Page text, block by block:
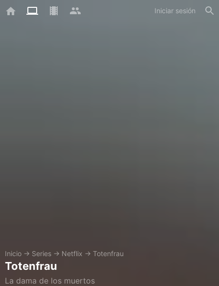
Iniciar sesión
Inicio → Series → Netflix → Totenfrau
Totenfrau
La dama de los muertos